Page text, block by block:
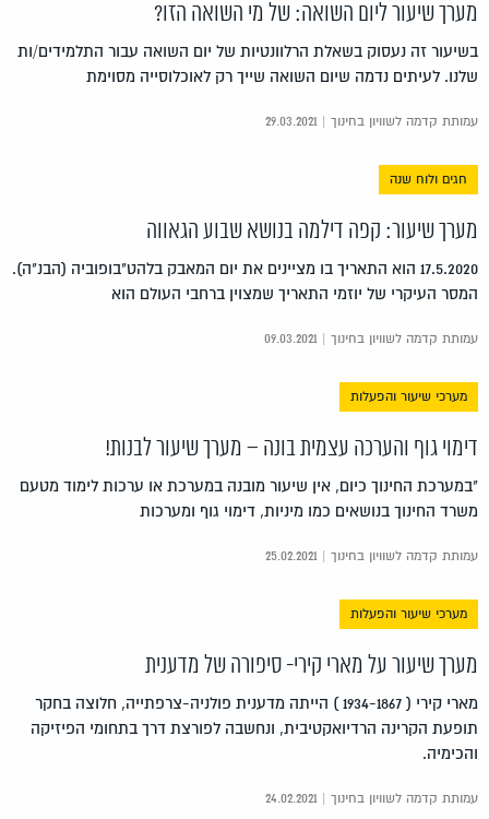
מערך שיעור ליום השואה: של מי השואה הזו?
בשיעור זה נעסוק בשאלת הרלוונטיות של יום השואה עבור התלמידים/ות
שלנו. לעיתים נדמה שיום השואה שייך רק לאוכלוסייה מסוימת
עמותת קדמה לשוויון בחינוך | 29.03.2021
חגים ולוח שנה
מערך שיעור: קפה דילמה בנושא שבוע הגאווה
17.5.2020 הוא התאריך בו מציינים את יום המאבק בלהט"בופוביה (הבנ"ה).
המסר העיקרי של יוזמי התאריך שמצוין ברחבי העולם הוא
עמותת קדמה לשוויון בחינוך | 09.03.2021
מערכי שיעור והפעלות
דימוי גוף והערכה עצמית בונה – מערך שיעור לבנות!
"במערכת החינוך כיום, אין שיעור מובנה במערכת או ערכות לימוד מטעם
משרד החינוך בנושאים כמו מיניות, דימוי גוף ומערכות
עמותת קדמה לשוויון בחינוך | 25.02.2021
מערכי שיעור והפעלות
מערך שיעור על מארי קירי- סיפורה של מדענית
מארי קירי ( 1934-1867 ) הייתה מדענית פולניה-צרפתייה, חלוצה בחקר
תופעת הקרינה הרדיואקטיבית, ונחשבה לפורצת דרך בתחומי הפיזיקה
והכימיה.
עמותת קדמה לשוויון בחינוך | 24.02.2021